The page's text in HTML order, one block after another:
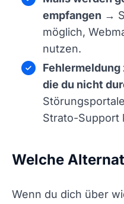
empfangen →
möglich,
nutzen.
die du nicht
Strato-Support
Welche
Wenn du dich über